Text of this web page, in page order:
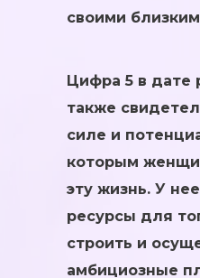
Цифра 5 в дате
также
силе и
которым
эту жизнь. У
ресурсы для
строить и
амбициозные
своими